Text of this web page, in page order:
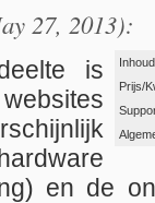
27, 2013):
Prijs/
is
en de